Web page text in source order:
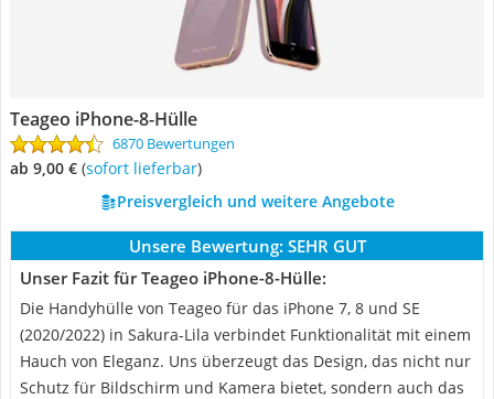
Teageo iPhone-8-Hülle
6870 Bewertungen
ab 9,00 € ( Sofort lieferbar)
Preisvergleich und weitere Angebote
Unsere Bewertung: SEHR GUT
Unser Fazit für Teageo iPhone-8-Hülle:
Die Handyhülle von Teageo für das iPhone 7, 8 und SE
(2020/2022) in Sakura-Lila verbindet Funktionalität mit einem
Hauch von Eleganz. Uns überzeugt das Design, das nicht nur
Schutz für Bildschirm und Kamera bietet, sondern auch das